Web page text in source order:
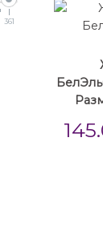
361